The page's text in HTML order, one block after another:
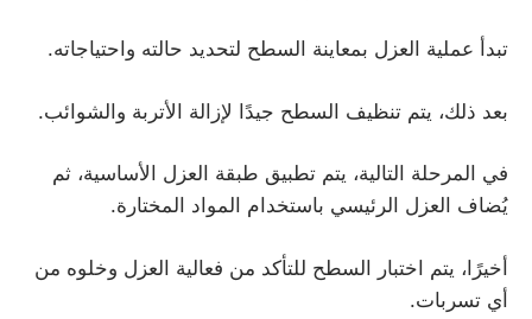
تبدأ عملية العزل بمعاينة السطح لتحديد حالته واحتياجاته.
بعد ذلك، يتم تنظيف السطح جيدًا لإزالة الأتربة والشوائب.
في المرحلة التالية، يتم تطبيق طبقة العزل الأساسية، ثم
يُضاف العزل الرئيسي باستخدام المواد المختارة.
أخيرًا، يتم اختبار السطح للتأكد من فعالية العزل وخلوه من
أي تسربات.